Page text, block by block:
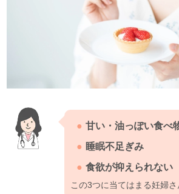
甘い・油っぽい食べ
睡眠不足ぎみ
食欲が抑えられない
この3つに当てはまる妊婦さ